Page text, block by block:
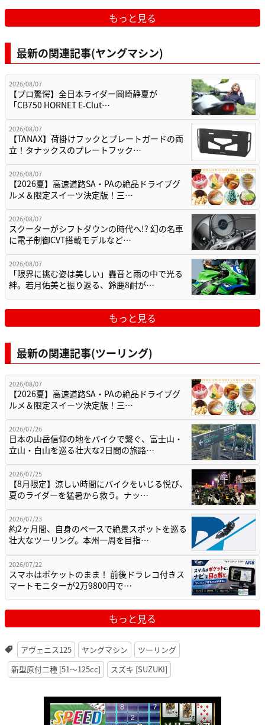
もっと見る
最新の関連記事(ヤングマシン)
2026/08/07
【プロ驚愕】全日本ライダー岡崎静夏が
「CB750 HORNET E-Clut…
2026/08/07
【TANAX】荷掛けフックとプレートガードの両
立！タナックスのプレートフック…
2026/08/07
【2026夏】高速道路SA・PAの絶品ドライブグ
ルメ＆限定スイーツ決定版！三…
2026/08/07
スクーターがシフトダウンの時代へ!? 幻の名車
に電子制御CVT搭載モデルなど…
2026/08/07
「限界に挑む姿は美しい」轟音と雨の中で光る
絆。若月佑美と振り返る、鈴鹿8耐が…
もっと見る
最新の関連記事(ツーリング)
2026/08/07
【2026夏】高速道路SA・PAの絶品ドライブグ
ルメ＆限定スイーツ決定版！三…
2026/07/26
日本の山岳信仰の地をバイクで繋ぐ、富士山・
立山・白山を巡る壮大な2日間の旅路…
2026/07/25
【8月限定】涼しい時間にバイクをいじる悦び、
夏のライダーを猛暑から救う。ナッ…
2026/07/23
約2ヶ月間、自身のペースで絶景スポットを巡る
壮大なツーリング。本州一周を目指…
2026/07/22
スマホはポケットのまま！ 前後ドラレコ付きス
マートモニターが2万9800円で…
もっと見る
アヴェニス125 ヤングマシン
ツーリング
新型原付二種 [51〜125cc]
スズキ [SUZUKI]